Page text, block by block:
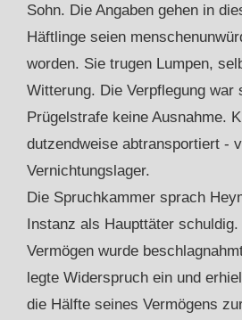
Sohn. Die Angaben gehen in
Häftlinge seien
worden. Sie trugen Lumpen,
Witterung. Die Verpflegung war
Prügelstrafe keine Ausnahme.
dutzendweise abtransportiert -
Vernichtungslager.
Die Spruchkammer sprach
Instanz als Haupttäter
Vermögen wurde
legte Widerspruch ein und
die Hälfte seines Vermögens